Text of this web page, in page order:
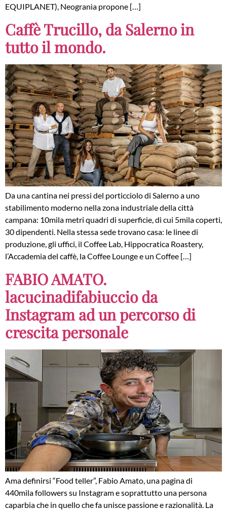
EQUIPLANET), Neogranìa propone […]
Caffè Trucillo, da Salerno in
tutto il mondo.
Da una cantina nei pressi del porticciolo di Salerno a uno
stabilimento moderno nella zona industriale della città
campana: 10mila metri quadri di superficie, di cui 5mila coperti,
30 dipendenti. Nella stessa sede trovano casa: le linee di
produzione, gli uffici, il Coffee Lab, Hippocratica Roastery,
l’Accademia del caffè, la Coffee Lounge e un Coffee […]
FABIO AMATO.
lacucinadifabiuccio da
Instagram ad un percorso di
crescita personale
Ama definirsi “Food teller”, Fabio Amato, una pagina di
440mila followers su Instagram e soprattutto una persona
caparbia che in quello che fa unisce passione e razionalità. La